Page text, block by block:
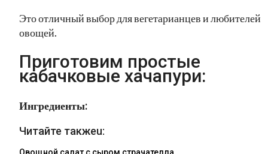
Это отличный выбор для вегетарианцев и любителей
овощей.
Приготовим простые
кабачковые хачапури:
Ингредиенты:
Читайте такжеu:
Овощной салат с сыром страчателла